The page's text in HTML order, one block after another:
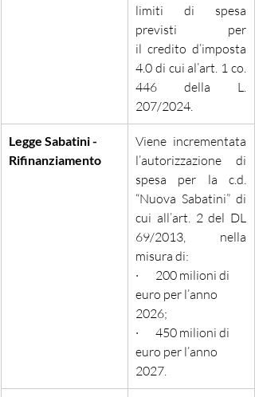
limiti di spesa
previsti per
il credito d’imposta
4.0 di cui al’art. 1 co.
446 della L.
207/2024.
Legge Sabatini -
Rifinanziamento
Viene incrementata
l’autorizzazione di
spesa per la c.d.
“Nuova Sabatini” di
cui all’art. 2 del DL
69/2013, nella
misura di:
·       200 milioni di
euro per l’anno
2026;
·       450 milioni di
euro per l’anno
2027.